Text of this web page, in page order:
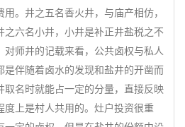
。井之五名香火井，与庙产相仿，
之六名小井，小井是补正井盐税之不
对师井的记载来看，公共卤权与私人
是伴随着卤水的发现和盐井的开凿而
取名时就能占一定的分量，直接反映
度上是村人共用的。灶户投资很重